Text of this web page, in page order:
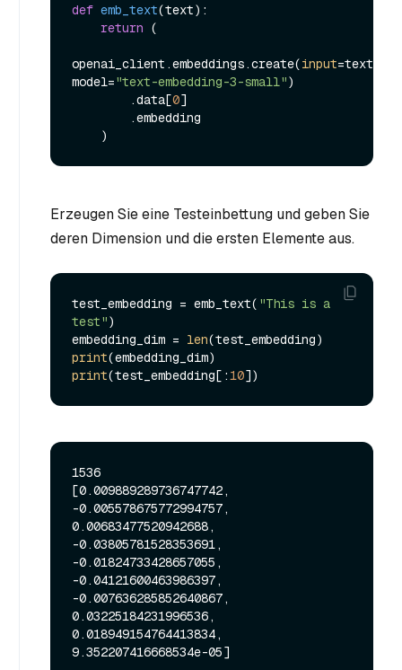
def emb_text(text):
return (
openai_client.embeddings.create(input=text,
model="text-embedding-3-small")
        .data[
0]
Erzeugen Sie eine Testeinbettung und geben Sie
deren Dimension und die ersten Elemente aus.
test_embedding = emb_text( "This is a
test")
embedding_dim = len
print
print(test_embedding[:10
1536
[0.009889289736747742,
-0.005578675772994757,
0.00683477520942688,
-0.03805781528353691,
-0.01824733428657055,
-0.04121600463986397,
-0.007636285852640867,
0.03225184231996536,
0.018949154764413834,